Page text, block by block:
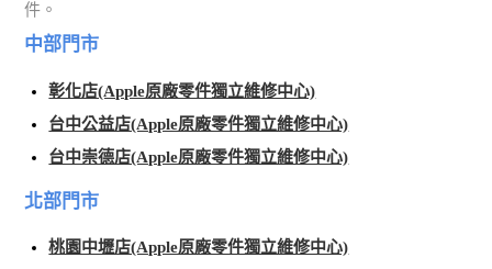
件。
中部門市
彰化店(Apple原廠零件獨立維修中心)
台中公益店(Apple原廠零件獨立維修中心)
台中崇德店(Apple原廠零件獨立維修中心)
北部門市
桃園中壢店(Apple原廠零件獨立維修中心)